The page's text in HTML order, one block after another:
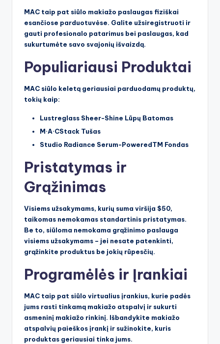
MAC taip pat siūlo makiažo paslaugas fiziškai
esančiose parduotuvėse. Galite užsiregistruoti ir
gauti profesionalo patarimus bei paslaugas, kad
sukurtumėte savo svajonių išvaizdą.
Populiariausi Produktai
MAC siūlo keletą geriausiai parduodamų produktų,
tokių kaip:
Lustreglass Sheer-Shine Lūpų Batomas
M·A·CStack Tušas
Studio Radiance Serum-PoweredTM Fondas
Pristatymas ir
Grąžinimas
Visiems užsakymams, kurių suma viršija $50,
taikomas nemokamas standartinis pristatymas.
Be to, siūloma nemokama grąžinimo paslauga
visiems užsakymams – jei nesate patenkinti,
grąžinkite produktus be jokių rūpesčių.
Programėlės ir Įrankiai
MAC taip pat siūlo virtualius įrankius, kurie padės
jums rasti tinkamą makiažo atspalvį ir sukurti
asmeninį makiažo rinkinį. Išbandykite makiažo
atspalvių paieškos įrankį ir sužinokite, kuris
produktas geriausiai tinka jums.